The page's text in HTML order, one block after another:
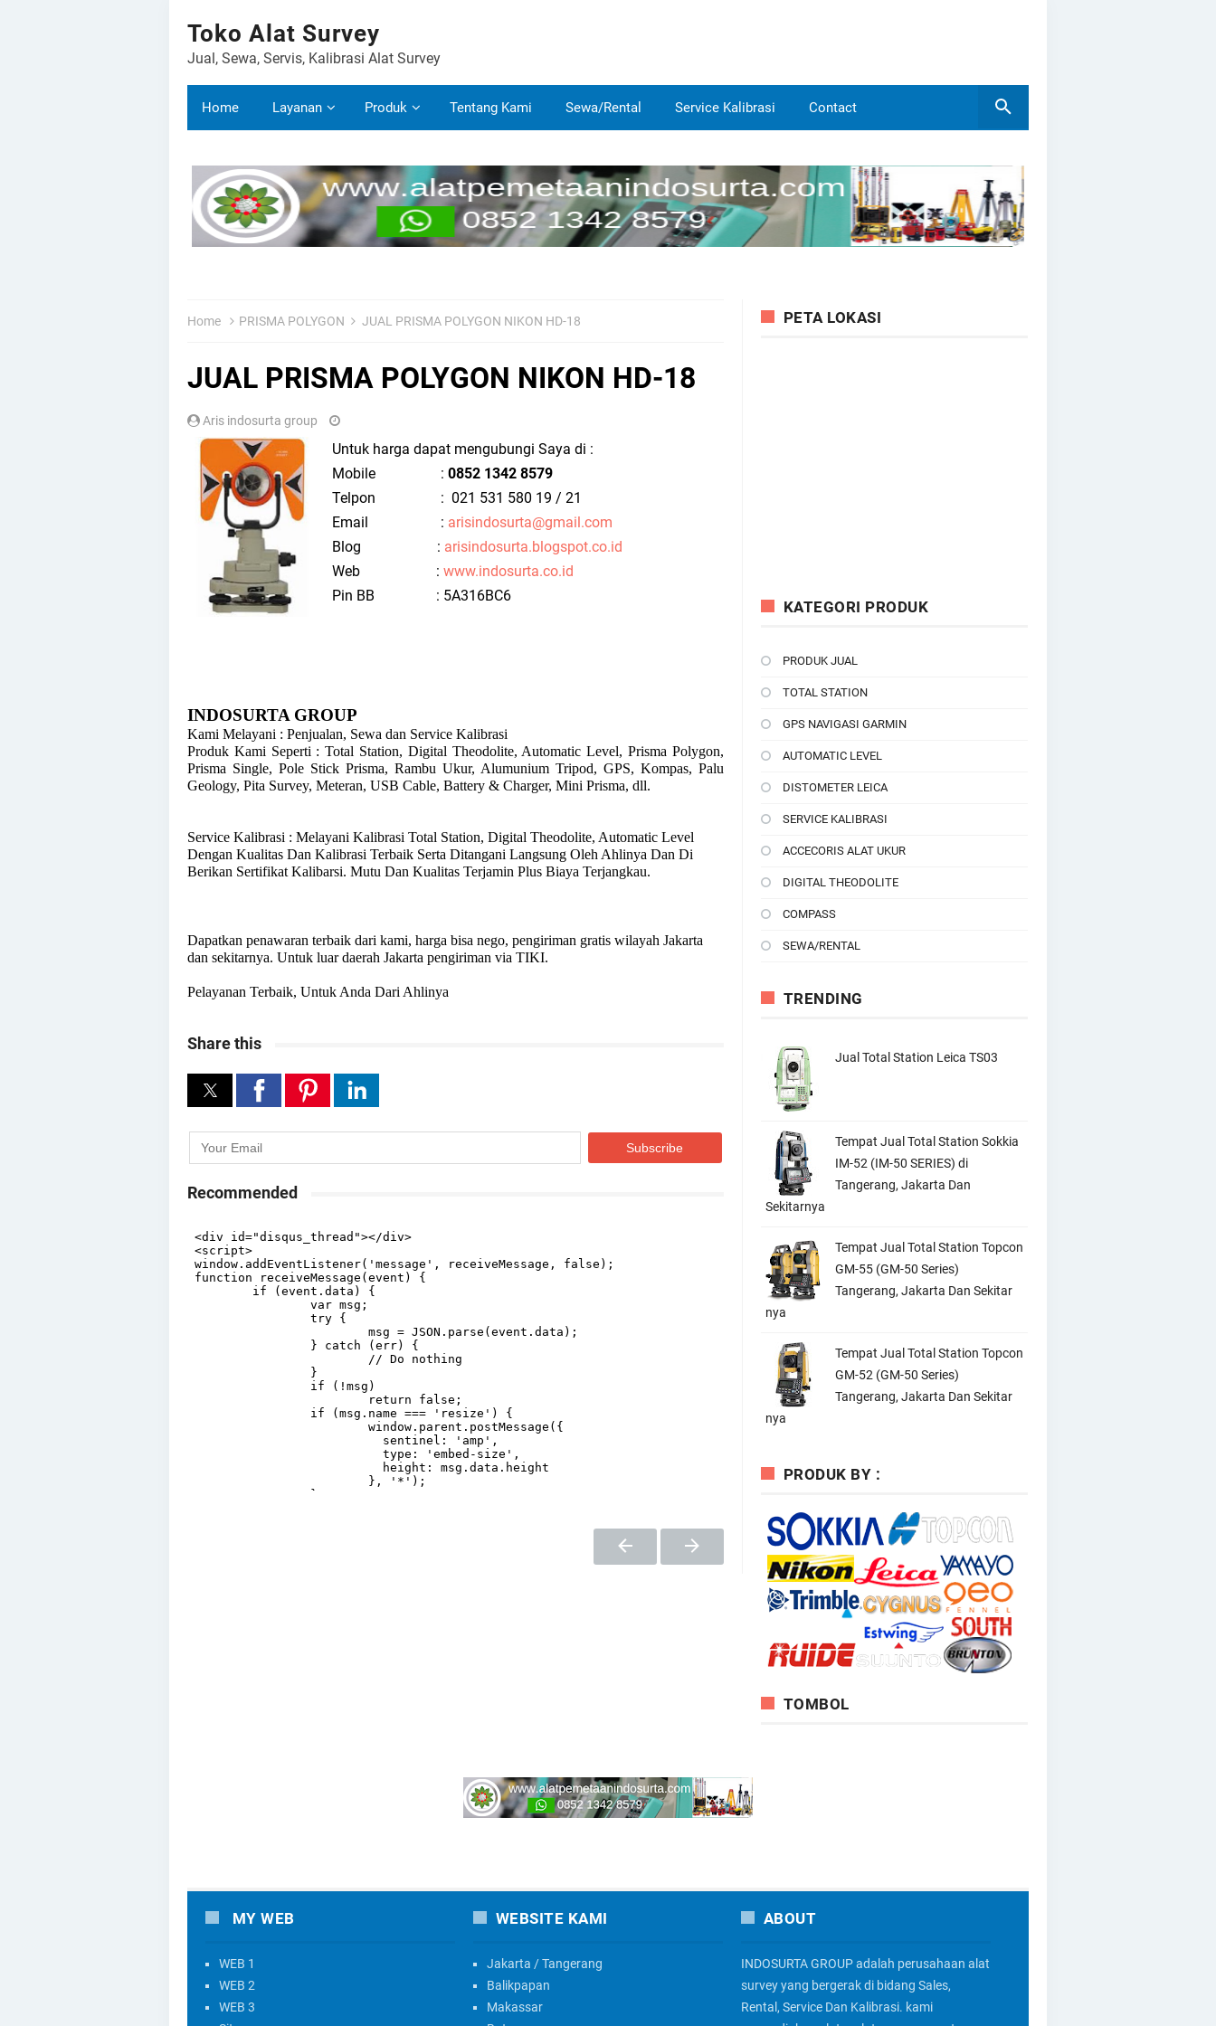
Toko Alat Survey
Jual, Sewa, Servis, Kalibrasi Alat Survey
Home Layanan Produk Tentang Kami Sewa/Rental Service Kalibrasi Contact
Home PRISMA POLYGON JUAL PRISMA POLYGON NIKON HD-18
JUAL PRISMA POLYGON NIKON HD-18
Aris indosurta group
Untuk harga dapat mengubungi Saya di :
Mobile : 0852 1342 8579
Telpon : 021 531 580 19 / 21
Email : arisindosurta@gmail.com
Blog : arisindosurta.blogspot.co.id
Web : www.indosurta.co.id
Pin BB : 5A316BC6
INDOSURTA GROUP
Kami Melayani : Penjualan, Sewa dan Service Kalibrasi
Produk Kami Seperti : Total Station, Digital Theodolite, Automatic Level, Prisma Polygon,
Prisma Single, Pole Stick Prisma, Rambu Ukur, Alumunium Tripod, GPS, Kompas, Palu
Geology, Pita Survey, Meteran, USB Cable, Battery & Charger, Mini Prisma, dll.
Service Kalibrasi : Melayani Kalibrasi Total Station, Digital Theodolite, Automatic Level
Dengan Kualitas Dan Kalibrasi Terbaik Serta Ditangani Langsung Oleh Ahlinya Dan Di
Berikan Sertifikat Kalibarsi. Mutu Dan Kualitas Terjamin Plus Biaya Terjangkau.
Dapatkan penawaran terbaik dari kami, harga bisa nego, pengiriman gratis wilayah Jakarta
dan sekitarnya. Untuk luar daerah Jakarta pengiriman via TIKI.
Pelayanan Terbaik, Untuk Anda Dari Ahlinya
Share this
Recommended
PETA LOKASI
KATEGORI PRODUK
PRODUK JUAL
TOTAL STATION
GPS NAVIGASI GARMIN
AUTOMATIC LEVEL
DISTOMETER LEICA
SERVICE KALIBRASI
ACCECORIS ALAT UKUR
DIGITAL THEODOLITE
COMPASS
SEWA/RENTAL
TRENDING
Jual Total Station Leica TS03
Tempat Jual Total Station Sokkia
IM-52 (IM-50 SERIES) di
Tangerang, Jakarta Dan
Sekitarnya
Tempat Jual Total Station Topcon
GM-55 (GM-50 Series)
Tangerang, Jakarta Dan Sekitar
nya
Tempat Jual Total Station Topcon
GM-52 (GM-50 Series)
Tangerang, Jakarta Dan Sekitar
nya
PRODUK BY :
TOMBOL
MY WEB
WEB 1
WEB 2
WEB 3
WEBSITE KAMI
Jakarta / Tangerang
Balikpapan
Makassar
ABOUT
INDOSURTA GROUP adalah perusahaan alat
survey yang bergerak di bidang Sales,
Rental, Service Dan Kalibrasi. kami